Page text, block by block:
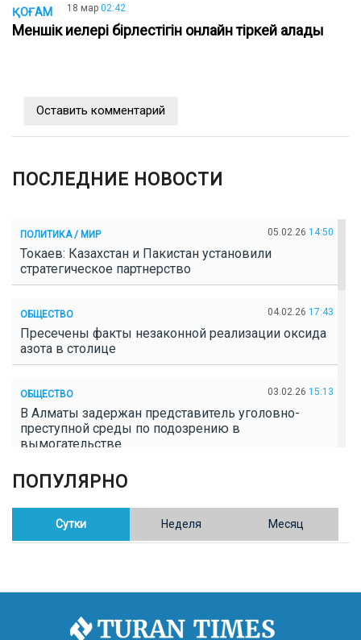
ҚОҒАМ 18 мар 02:42
Меншік иелері бірлестігін онлайн тіркей алады
Оставить комментарий
ПОСЛЕДНИЕ НОВОСТИ
ПОЛИТИКА / МИР 05.02.26 14:50
Токаев: Казахстан и Пакистан установили
стратегическое партнерство
ОБЩЕСТВО 04.02.26 17:43
Пресечены факты незаконной реализации оксида
азота в столице
ОБЩЕСТВО 03.02.26 15:13
В Алматы задержан представитель уголовно-
преступной среды по подозрению в
вымогательстве
ОБЩЕСТВО
Полицейские пресекли незаконное выращивание
конопли в Таразе
Казахстан возглавил Договор о зоне, свободной от
ПОПУЛЯРНО
Сутки Неделя Месяц